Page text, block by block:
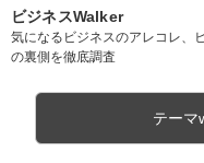
ビジネスWalker
気になるビジネスのアレコレ、
の裏側を徹底調査
テーマ